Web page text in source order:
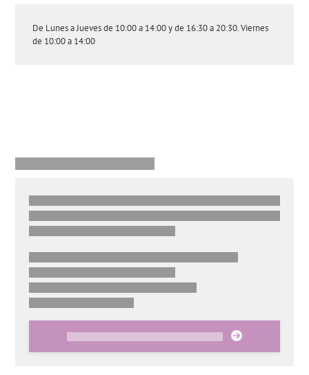
De Lunes a Jueves de 10:00 a 14:00 y de 16:30 a 20:30. Viernes
de 10:00 a 14:00